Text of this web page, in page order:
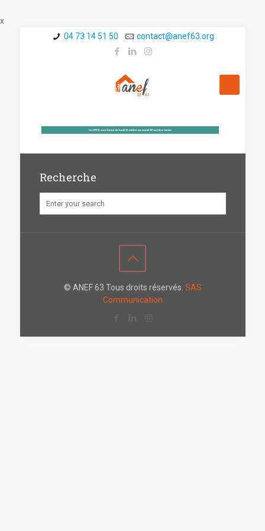
x
04 73 14 51 50
contact@a­nef63.org
Recherche
© ANEF 63 Tous droits réservés. SAS
Communication